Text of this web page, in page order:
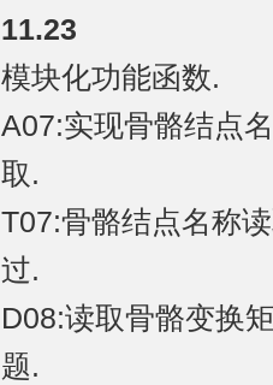
11.23
模块化功能函数.
A07:实现骨骼结点
取.
T07:骨骼结点名称
过.
D08:读取骨骼变换
题.